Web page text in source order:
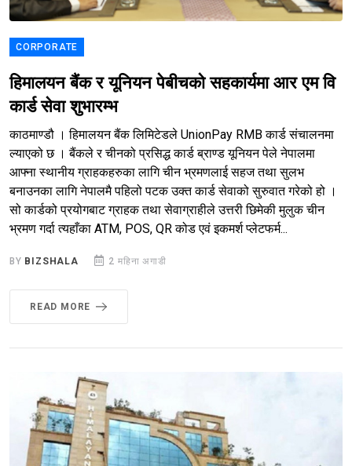
CORPORATE
हिमालयन बैंक र यूनियन पेबीचको सहकार्यमा आर एम वि
कार्ड सेवा शुभारम्भ
काठमाण्डौ । हिमालयन बैंक लिमिटेडले UnionPay RMB कार्ड संचालनमा
ल्याएको छ । बैंकले र चीनको प्रसिद्ध कार्ड ब्राण्ड यूनियन पेले नेपालमा
आफ्ना स्थानीय ग्राहकहरुका लागि चीन भ्रमणलाई सहज तथा सुलभ
बनाउनका लागि नेपालमै पहिलो पटक उक्त कार्ड सेवाको सुरुवात गरेको हो ।
सो कार्डको प्रयोगबाट ग्राहक तथा सेवाग्राहीले उत्तरी छिमेकी मुलुक चीन
भ्रमण गर्दा त्यहाँका ATM, POS, QR कोड एवं इकमर्श प्लेटफर्म...
BY BIZSHALA 2 महिना अगाडी
READ MORE